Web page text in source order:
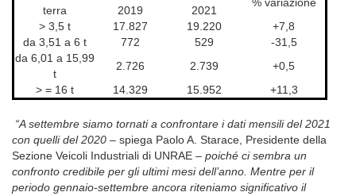
terra
2019
2021
> 3,5 t
17.827 19.220
+7,8
da 3,51 a 6 t
772 529
-31,5
da 6,01 a 15,99
t
2.726 2.739
+0,5
> = 16 t
14.329 15.952 +11,3
“A settembre siamo tornati a confrontare i dati mensili del 2021
con quelli del 2020 – spiega Paolo A. Starace, Presidente della
Sezione Veicoli Industriali di UNRAE – poiché ci sembra un
confronto credibile per gli ultimi mesi dell’anno. Mentre per il
periodo gennaio-settembre ancora riteniamo significativo il